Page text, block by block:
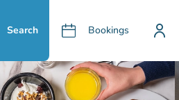
Search Bookings